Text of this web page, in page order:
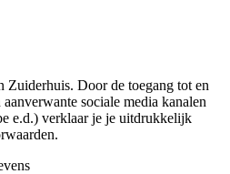
Zuiderhuis. Door de toegang tot en
sociale media kanalen
e.d.) verklaar je je uitdrukkelijk